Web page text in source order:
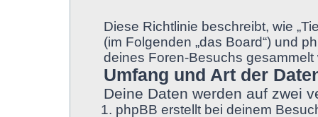
Diese Richtlinie beschreibt, wie
(im Folgenden „das Board“) und
deines Foren-Besuchs gesammelt
Umfang und Art der
Deine Daten werden auf zwei
phpBB erstellt bei deinem